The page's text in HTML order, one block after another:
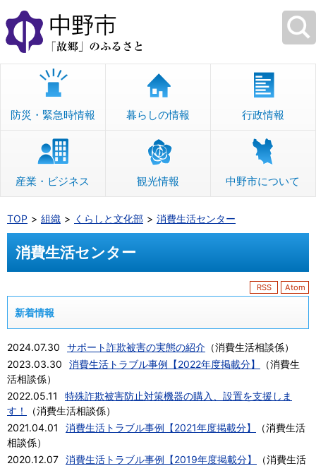
本
文
へ
移
防災・緊急時情報 暮らしの情報 行政情報
産業・ビジネス 観光情報 中野市について
TOP 組織 くらしと文化部 消費生活センター
消費生活センター
RSS Atom
新着情報
2024.07.30 サポート詐欺被害の実態の紹介 （消費生活相談係）
2023.03.30
消費生活トラブル事例【2022年度掲載分】 （消費生
活相談係）
2022.05.11
特殊詐欺被害防止対策機器の購入、設置を支援しま
す！
（消費生活相談係）
2021.04.01
消費生活トラブル事例【2021年度掲載分】 （消費生活
相談係）
2020.12.07 消費生活トラブル事例【2019年度掲載分】 （消費生活